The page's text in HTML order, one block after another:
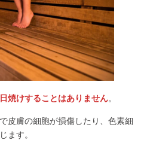
焼けすることはありません。
皮膚の細胞が損傷したり、色素細
ます。